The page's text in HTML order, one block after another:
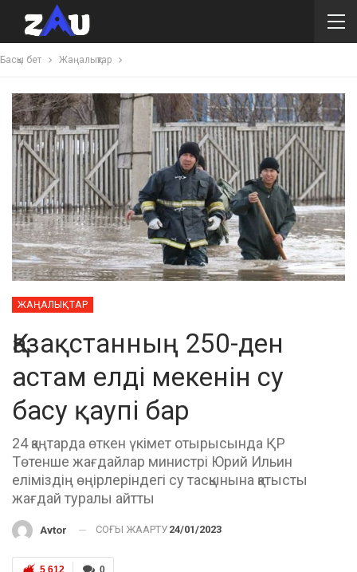
Басқы бет Жаңалықтар
ЖАҢАЛЫҚТАР
Қазақстанның 250-ден
астам елді мекенін су
басу қаупі бар
24 қаңтарда өткен үкімет отырысында ҚР
Төтенше жағдайлар министрі Юрий Ильин
еліміздің өңірлеріндегі су тасқынына қатысты
жағдай туралы айтты
Avtor СОҢҒЫ ЖАҢАРТУ 24/01/2023
0
5 612